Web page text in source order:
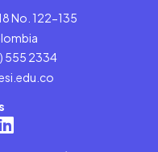
No. 122-135
555 2334